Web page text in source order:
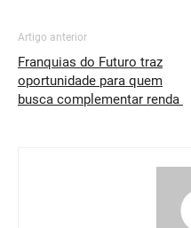
Artigo anterior
Franquias do Futuro traz
oportunidade para quem
busca complementar renda